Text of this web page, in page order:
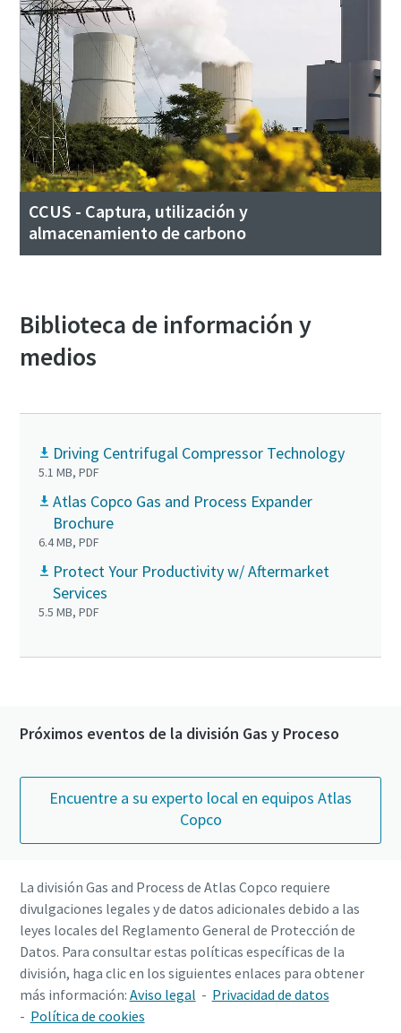
CCUS - Captura, utilización y
almacenamiento de carbono
Biblioteca de información y
medios
Driving Centrifugal Compressor Technology
5.1 MB, PDF
Atlas Copco Gas and Process Expander
Brochure
6.4 MB, PDF
Protect Your Productivity w/ Aftermarket
Services
5.5 MB, PDF
Próximos eventos de la división Gas y Proceso
Encuentre a su experto local en equipos Atlas
Copco
La división Gas and Process de Atlas Copco requiere
divulgaciones legales y de datos adicionales debido a las
leyes locales del Reglamento General de Protección de
Datos. Para consultar estas políticas específicas de la
división, haga clic en los siguientes enlaces para obtener
más información: Aviso legal - Privacidad de datos
- Política de cookies